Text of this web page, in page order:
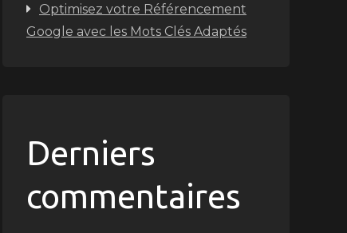
Optimisez votre Référencement
Google avec les Mots Clés Adaptés
Derniers
commentaires